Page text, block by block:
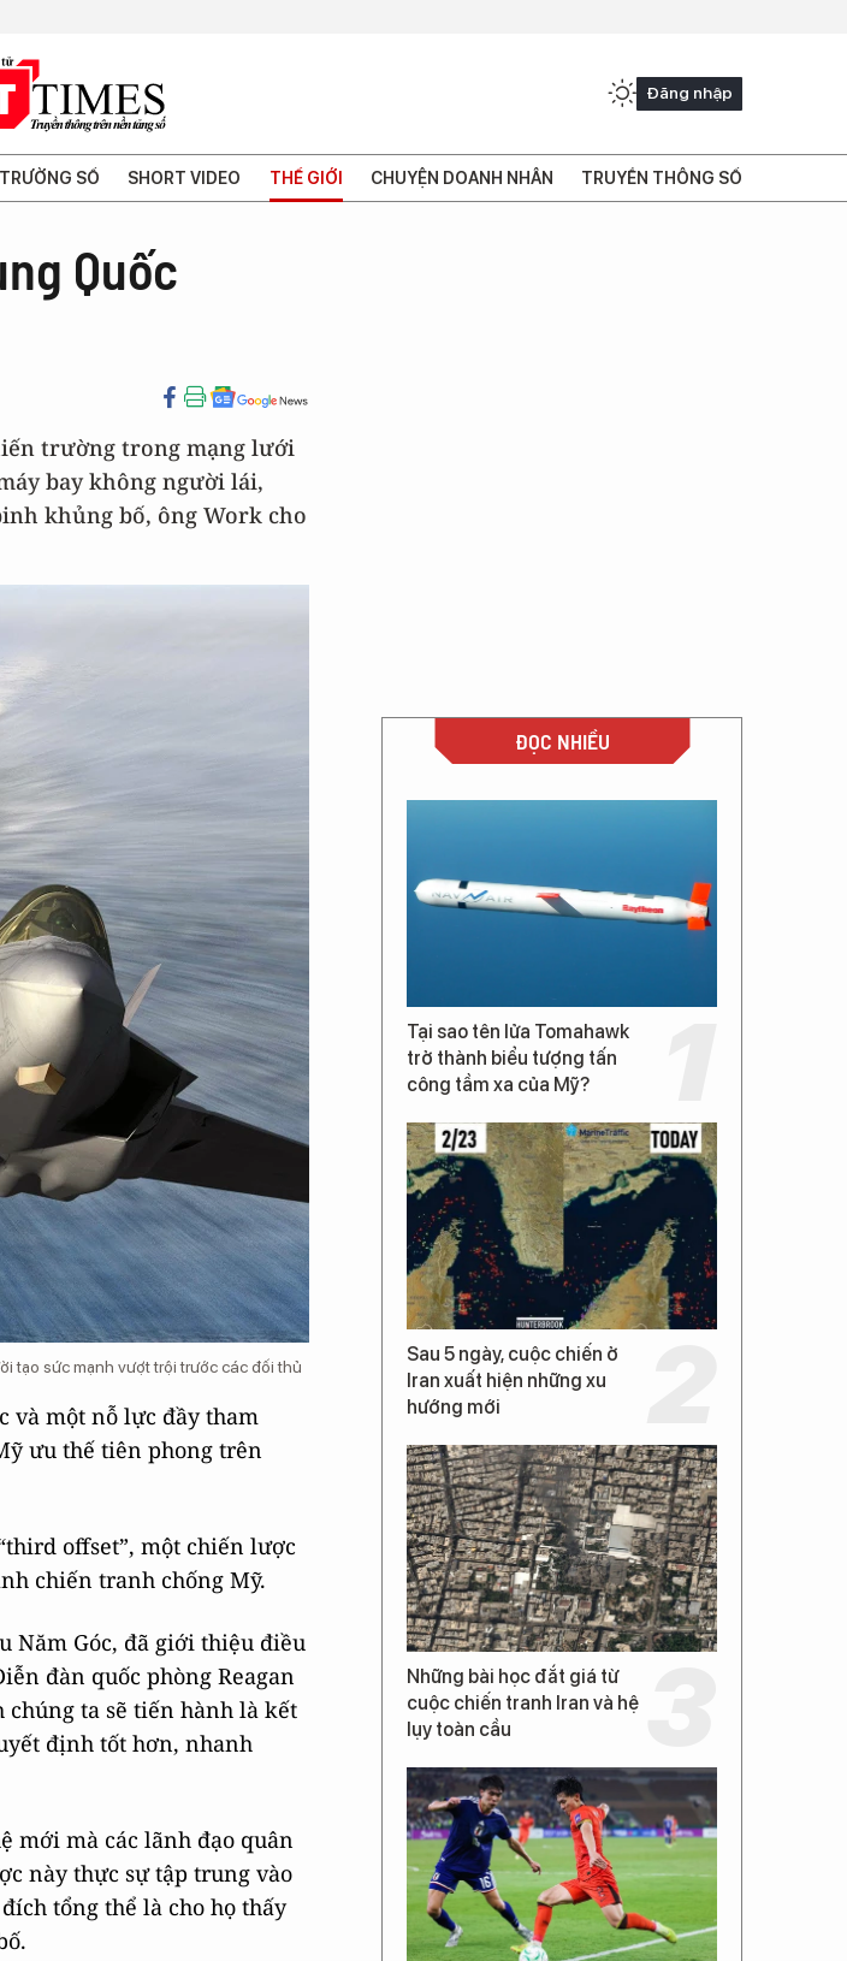
Đăng nhập
SỐ SHORT VIDEO THẾ GIỚI CHUYỆN DOANH NHÂN TRUYỀN THÔNG SỐ
Quốc
trường trong mạng lưới
bay không người lái,
khủng bố, ông Work cho
tạo sức mạnh vượt trội trước các đối thủ
và một nỗ lực đầy tham
ưu thế tiên phong trên
offset”, một chiến lược
chiến tranh chống Mỹ.
Năm Góc, đã giới thiệu điều
đàn quốc phòng Reagan
chúng ta sẽ tiến hành là kết
định tốt hơn, nhanh
mới mà các lãnh đạo quân
này thực sự tập trung vào
tổng thể là cho họ thấy
ĐỌC NHIỀU
Tại sao tên lửa Tomahawk
trở thành biểu tượng tấn
công tầm xa của Mỹ?
Sau 5 ngày, cuộc chiến ở
Iran xuất hiện những xu
hướng mới
Những bài học đắt giá từ
cuộc chiến tranh Iran và hệ
lụy toàn cầu